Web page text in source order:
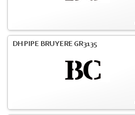
DH PIPE BRUYERE GR3135